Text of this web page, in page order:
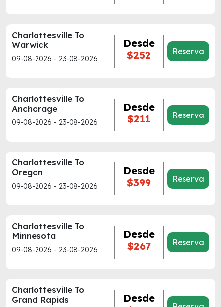
Charlottesville To
Warwick
09-08-2026 - 23-08-2026
Desde
$252
Reserva
Charlottesville To
Anchorage
09-08-2026 - 23-08-2026
Desde
$211
Reserva
Charlottesville To
Oregon
09-08-2026 - 23-08-2026
Desde
$399
Reserva
Charlottesville To
Minnesota
09-08-2026 - 23-08-2026
Desde
$267
Reserva
Charlottesville To
Grand Rapids
Desde